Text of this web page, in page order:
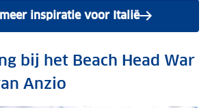
inspiratie voor Italië
bij het Beach Head War
Anzio